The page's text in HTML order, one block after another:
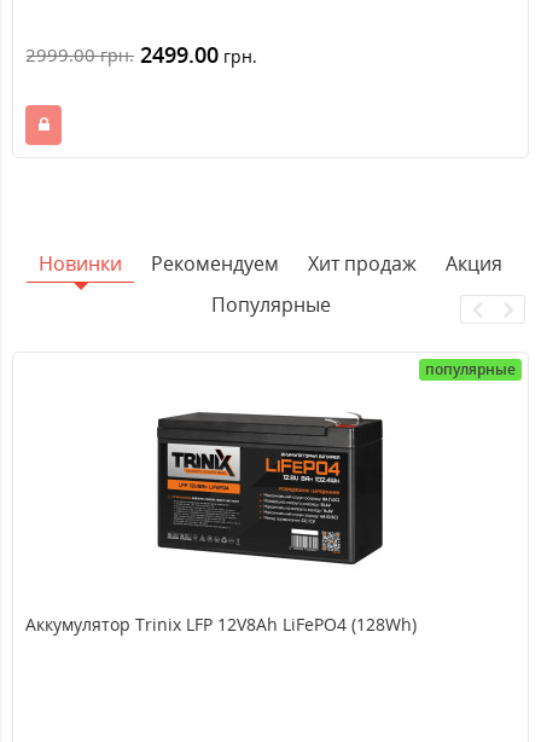
2999.00грн. 2499.00 грн.
Новинки Рекомендуем Хит продаж
Акция
Популярные
популярные
Аккумулятор Trinix LFP 12V8Ah LiFePO4 (128Wh)